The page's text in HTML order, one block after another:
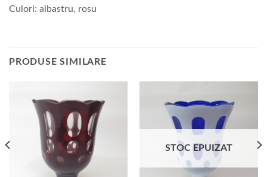
Culori: albastru, rosu
PRODUSE SIMILARE
STOC EPUIZAT